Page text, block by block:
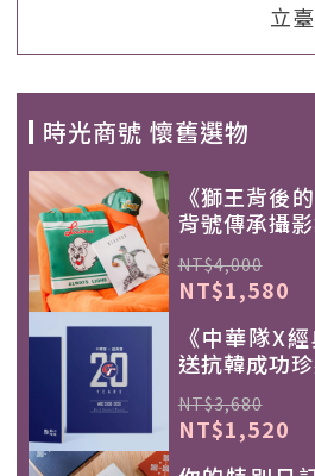
立
時光商號 懷舊選物
《獅王背後
背號傳承攝
NT$4,000
NT$1,580
《中華隊X
送抗韓成功
NT$3,680
NT$1,520